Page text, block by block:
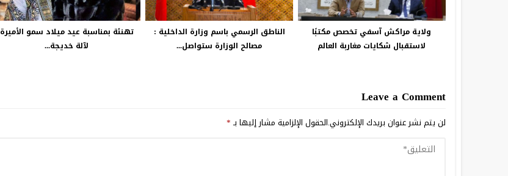
ولاية مراكش آسفي تخصص مكتبًا
لاستقبال شكايات مغاربة العالم
الناطق الرسمي باسم وزارة الداخلية :
مصالح الوزارة ستواصل...
تهنئة بمناسبة عيد ميلاد سمو الأميرة
لآلة خديجة...
Leave a Comment
لن يتم نشر عنوان بريدك الإلكتروني.الحقول الإلزامية مشار إليها بـ*